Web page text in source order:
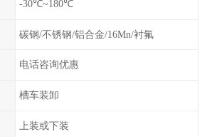
-30℃~180℃
碳钢/不锈钢/铝合金/16Mn/衬氟
电话咨询优惠
槽车装卸
上装或下装